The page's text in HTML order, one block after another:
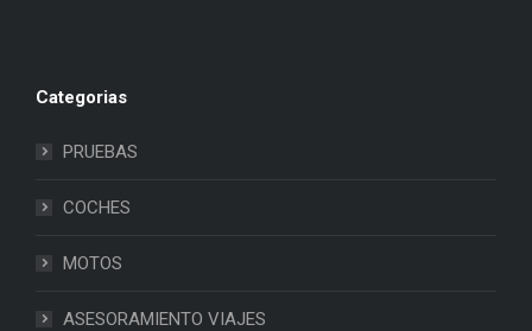
Categorias
PRUEBAS
COCHES
MOTOS
ASESORAMIENTO VIAJES